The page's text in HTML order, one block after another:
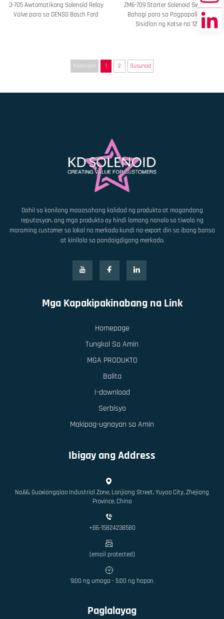
3-705 Awtomatikong Solenoid Relay
Valve para sa DENSO Bosch Ford
ZM6-709 Starter Solenoid Switch |
Bahagi para sa Pagpapalit ng
Sisidlan ng Kotse na 12V
Nakaraan 1 2 Susunod
Dahil sa kanilang maaasahang kalidad ng produkto at magandang
reputasyon, ang mga produkto ay hindi lamang nanalo sa tiwala ng
maraming customer sa lokal na merkado kundi na-export din sa ibang bansa
at kinilala sa pandaigdigang merkado.
Mga Kapakipakinabang na Link
Homepage
Tungkol Sa Amin
MGA PRODUKTO
Balita
I-download
Serbisyo
Makipag-ugnayan sa Amin
Ibigay ang Address
No.66, Guoxiangqiao Industrial Zone, Lanjiang Street, Yuyao City, Zhejiang
Province, China
+86-15824238580
[email protected]
9:00 ng umaga - 5:00 ng hapon
Paglalayag